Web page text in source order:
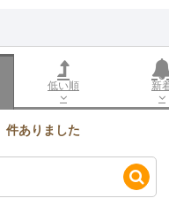
低い順 新
件ありました